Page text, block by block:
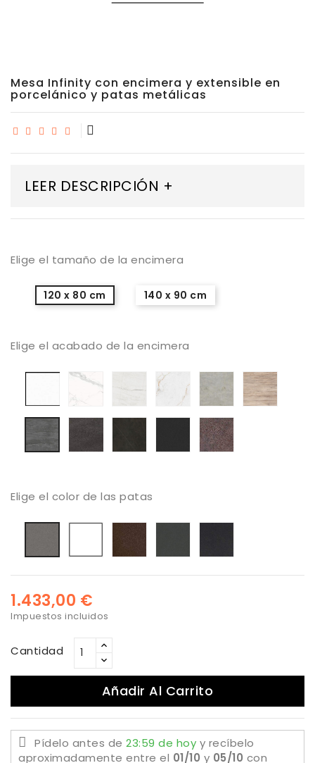
Mesa Infinity con encimera y extensible en
porcelánico y patas metálicas
LEER DESCRIPCIÓN +
Elige el tamaño de la encimera
120 x 80 cm 140 x 90 cm
Elige el acabado de la encimera
Porcelanico
nieve
Porcelanico
Calacatta
Silk
Porcelanico
Mont
Blanc
Abu
Dhabi
Porcelanico
Beton
Sabbia
Grey
PorcelanicoPorcelanico
Nero
Zimbaue
Iron
grey
Elige el color de las patas
1.433,00 €
Impuestos incluidos
Cantidad
Añadir Al Carrito
Pídelo antes de 23:59 de hoy y recíbelo
aproximadamente entre el 01/10 y 05/10 con